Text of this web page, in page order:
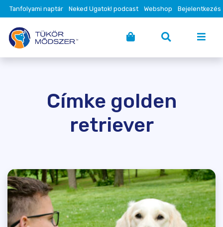
Tanfolyami naptár Neked Ugatok! podcast Webshop Bejelentkezés
Címke golden
retriever